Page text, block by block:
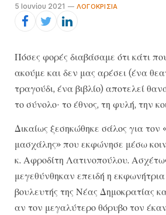
5 Ιουνίου 2021 ΛΟΓΟΚΡΙΣΊΑ
Πόσες φορές διαβάσαμε ότι κάτι
ακούμε και δεν μας αρέσει (ένα
τραγούδι, ένα βιβλίο) αποτελεί
το σύνολο· το έθνος, τη φυλή, την
Δικαίως ξεσηκώθηκε σάλος για τον
μασχάλης» που εκφώνησε μέσω
κ. Αφροδίτη Λατινοπούλου.
μεγεθύνθηκαν επειδή η
βουλευτής της Νέας Δημοκρατίας
αν τον μεγαλύτερο θόρυβο τον